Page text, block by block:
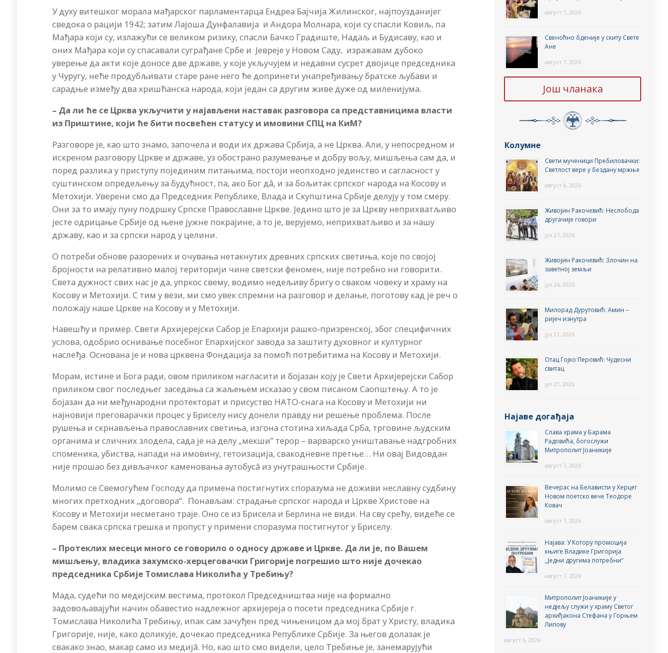
У духу витешког морала мађарског парламентарца Ендреа Бајчија Жилинског, најпоузданијег
сведока о рацији 1942; затим Лајоша Дунфалавија и Андора Молнара, који су спасли Ковиљ, па
Мађара који су, излажући се великом ризику, спасли Бачко Градиште, Надаљ и Будисаву, као и
оних Мађара који су спасавали суграђане Србе и Јевреје у Новом Саду, изражавам дубоко
уверење да акти које доносе две државе, у које укључујем и недавни сусрет двојице председника
у Чуругу, неће продубљивати старе ране него ће допринети унапређивању братске љубави и
сарадње између два хришћанска народа, који један са другим живе дуже од миленијума.
– Да ли ће се Црква укључити у најављени наставак разговора са представницима власти
из Приштине, који ће бити посвећен статусу и имовини СПЦ на КиМ?
Разговоре је, као што знамо, започела и води их држава Србија, а не Црква. Али, у непосредном и
искреном разговору Цркве и државе, уз обострано разумевање и добру вољу, мишљења сам да, и
поред разлика у приступу појединим питањима, постоји неопходно јединство и сагласност у
суштинском опредељењу за будућност, па, ако Бог дâ, и за бољитак српског народа на Косову и
Метохији. Уверени смо да Председник Републике, Влада и Скупштина Србије делују у том смеру.
Они за то имају пуну подршку Српске Православне Цркве. Једино што је за Цркву неприхватљиво
јесте одрицање Србије од њене јужне покрајине, а то је, верујемо, неприхватљиво и за нашу
државу, као и за српски народ у целини.
О потреби обнове разорених и очувања нетакнутих древних српских светиња, које по својој
бројности на релативно малој територији чине светски феномен, није потребно ни говорити.
Света дужност свих нас је да, упркос свему, водимо недељиву бригу о сваком човеку и храму на
Косову и Метохији. С тим у вези, ми смо увек спремни на разговор и делање, поготову кад је реч о
положају наше Цркве на Косову и у Метохији.
Навешћу и пример. Свети Архијерејски Сабор је Епархији рашко-призренској, због специфичних
услова, одобрио оснивање посебног Епархијског завода за заштиту духовног и културног
наслеђа. Основана је и нова црквена Фондација за помоћ потребитима на Косову и Метохији.
Морам, истине и Бога ради, овом приликом нагласити и бојазан коју је Свети Архијерејски Сабор
приликом свог последњег заседања са жаљењем исказао у свом писаном Саопштењу. А то је
бојазан да ни међународни протекторат и присуство НАТО-снага на Косову и Метохији ни
најновији преговарачки процес у Бриселу нису донели правду ни решење проблема. После
рушења и скрнављења православних светиња, изгона стотина хиљада Срба, трговине људским
органима и сличних злодела, сада је на делу „мекши” терор – варварско уништавање надгробних
споменика, убиства, напади на имовину, гетоизација, свакодневне претње… Ни овај Видовдан
није прошао без дивљачког каменовања аутобусâ из унутрашњости Србије.
Молимо се Свемогућем Господу да примена постигнутих споразума не доживи неславну судбину
многих претходних „договора“. Понављам: страдање српског народа и Цркве Христове на
Косову и Метохији несметано траје. Оно се из Брисела и Берлина не види. На сву срећу, видеће се
барем свака српска грешка и пропуст у примени споразума постигнутог у Бриселу.
– Протеклих месеци много се говорило о односу државе и Цркве. Да ли је, по Вашем
мишљењу, владика захумско-херцеговачки Григорије погрешио што није дочекао
председника Србије Томислава Николића у Требињу?
Мада, судећи по медијским вестима, протокол Председништва није на формално
задовољавајући начин обавестио надлежног архијереја о посети председника Србије г.
Томислава Николића Требињу, ипак сам зачуђен пред чињеницом да мој брат у Христу, владика
Григорије, није, како доликује, дочекао председника Републике Србије. За његов долазак је
свакако знао, макар само из медијâ. Но, као што смо видели, цело Требиње је, занемарујући
август 7, 2026
Свеноћно бденије у скиту Свете
Ане
август 7, 2026
Још чланака
Колумне
Свети мученици Пребиловачки:
Светлост вере у бездану мржње
август 6, 2026
Живојин Ракочевић: Неслобода
другачије говори
јул 27, 2026
Живојин Ракочевић: Злочин на
заветној земљи
јул 24, 2026
Милорад Дурутовић: Амин –
ријеч изнутра
јул 21, 2026
Отац Гојко Перовић: Чудесни
свитац
јул 21, 2026
Најаве догађаја
Слава храма у Барама
Радовића, богослужи
Митрополит Јоаникије
август 7, 2026
Вечерас на Белависти у Херцег
Новом поетско вече Теодоре
Ковач
август 7, 2026
Најава: У Котору промоција
књиге Владике Григорија
,,Једни другима потребни”
август 7, 2026
Митрополит Јоаникије у
недјељу служи у храму Светог
архиђакона Стефана у Горњем
Липову
август 6, 2026